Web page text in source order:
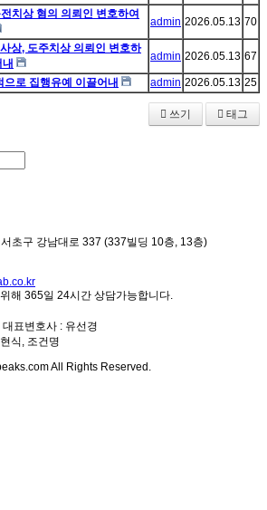
치상 혐의 의뢰인 변호하여
admin 2026.05.13 70
상, 도주치상 의뢰인 변호하
내
admin 2026.05.13 67
로 집행유예 이끌어내 admin 2026.05.13 25
쓰기 태그
초구 강남대로 337 (337빌딩 10층, 13층)
해 365일 24시간 상담가능합니다.
표변호사 : 유선경
식, 조건명
All Rights Reserved.